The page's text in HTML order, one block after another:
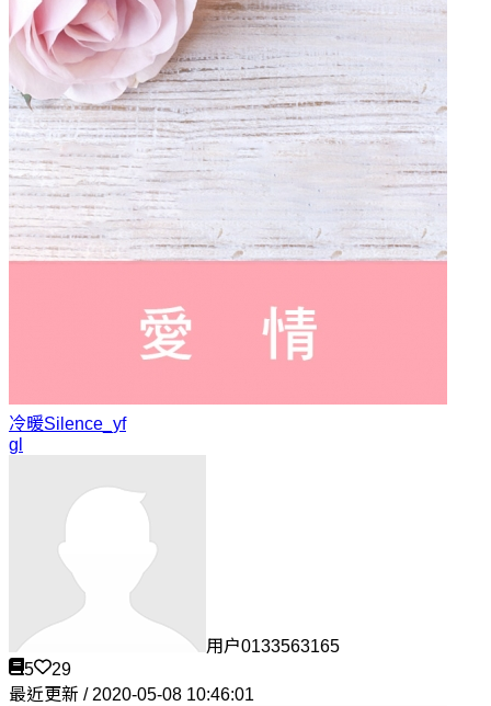
冷暖Silence_yf
gl
用户0133563165
5
29
最近更新 / 2020-05-08 10:46:01